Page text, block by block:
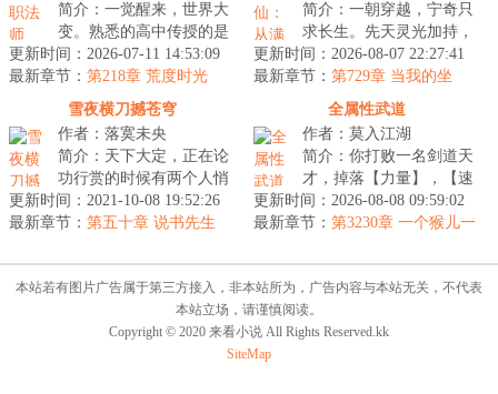
简介：一觉醒来，世界大
变。熟悉的高中传授的是
魔法，告诉大家要成为一
名出色的魔法师。居住的
都市之外游...
更新时间：2026-07-11 14:53:09
最新章节： 第218章 荒度时光
简介：一朝穿越，宁奇只
求长生。先天灵光加持，
觉醒满级悟性。自此。宁
奇低调修行，不无敌不出
山。阅万经...
更新时间：2026-08-07 22:27:41
最新章节： 第729章 当我的坐
雪夜横刀撼苍穹
作者：落寞未央
简介：天下大定，正在论
功行赏的时候有两个人悄
悄从中溜了出去，只见两
人御剑飞行，直至一处断
更新时间：2021-10-08 19:52:26
最新章节： 第五十章 说书先生
全属性武道
作者：莫入江湖
简介：你打败一名剑道天
才，掉落【力量】，【速
度】，【剑道天赋】……
你捡了起来，力量和速度
更新时间：2026-08-08 09:59:02
最新章节： 第3230章 一个猴儿一
本站若有图片广告属于第三方接入，非本站所为，广告内容与本站无关，不代表
本站立场，请谨慎阅读。
Copyright © 2020 来看小说 All Rights Reserved.kk
SiteMap